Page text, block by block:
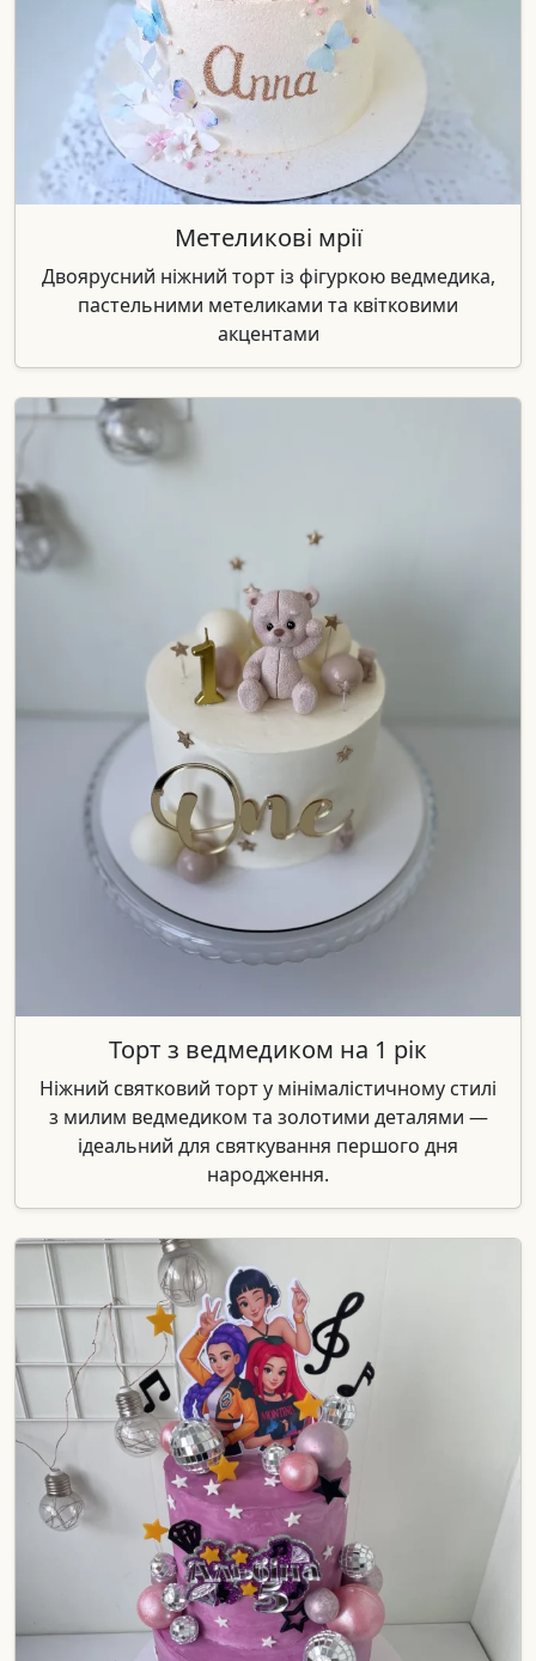
Метеликові мрії
Двоярусний ніжний торт із фігуркою ведмедика,
пастельними метеликами та квітковими
акцентами
Торт з ведмедиком на 1 рік
Ніжний святковий торт у мінімалістичному стилі
з милим ведмедиком та золотими деталями —
ідеальний для святкування першого дня
народження.